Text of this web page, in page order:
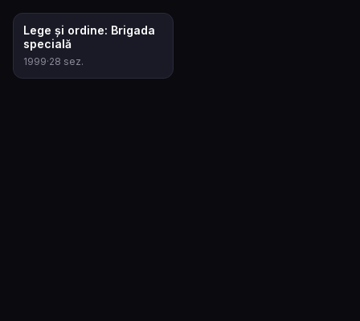
7.9
Lege și ordine: Brigada
specială
1999·28 sez.